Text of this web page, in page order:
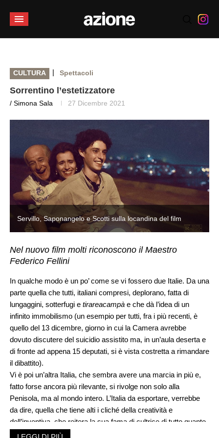
CULTURA | Spettacoli
Sorrentino l’estetizzatore
/ Simona Sala 27 Dicembre 2021
Servillo, Saponangelo e Scotti sulla locandina del film
Nel nuovo film molti riconoscono il Maestro
Federico Fellini
In qualche modo è un po’ come se vi fossero due Italie. Da una
parte quella che tutti, italiani compresi, deplorano, fatta di
lungaggini, sotterfugi e tirareacampà e che dà l’idea di un
infinito immobilismo (un esempio per tutti, fra i più recenti, è
quello del 13 dicembre, giorno in cui la Camera avrebbe
dovuto discutere del suicidio assistito ma, in un’aula deserta e
di fronte ad appena 15 deputati, si è vista costretta a rimandare
il dibattito).
Vi è poi un’altra Italia, che sembra avere una marcia in più e,
fatto forse ancora più rilevante, si rivolge non solo alla
Penisola, ma al mondo intero. L’Italia da esportare, verrebbe
da dire, quella che tiene alti i cliché della creatività e
dell’inventiva, che reitera la sua fama di cultrice di tutto quanto
è bello, prezioso, e che rappresenta l’avanguardia. Di esempi